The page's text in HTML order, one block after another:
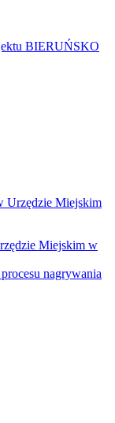
BIERUŃSKO
Urzędzie Miejskim
Miejskim w
nagrywania